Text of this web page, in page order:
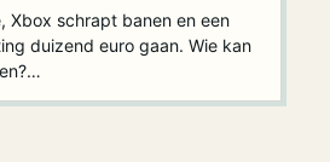
Xbox schrapt banen en een
duizend euro gaan. Wie kan